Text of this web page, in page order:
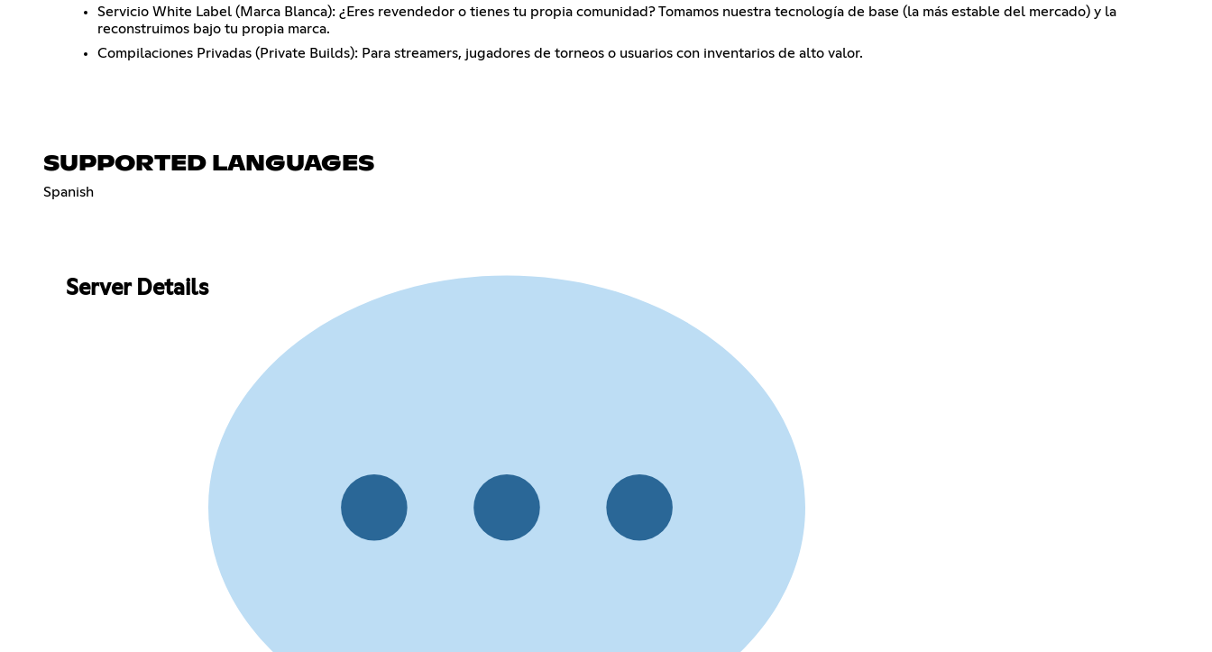
Servicio White Label (Marca Blanca): ¿Eres revendedor o tienes tu propia comunidad? Tomamos nuestra tecnología de base (la más estable del mercado) y la
reconstruimos bajo tu propia marca.
Compilaciones Privadas (Private Builds): Para streamers, jugadores de torneos o usuarios con inventarios de alto valor.
SUPPORTED LANGUAGES
Spanish
Server Details